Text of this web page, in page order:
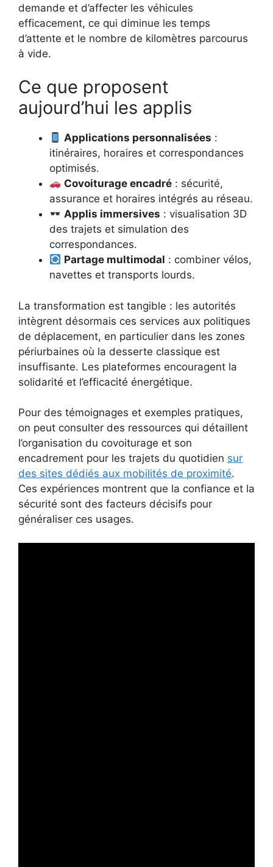
demande et d’affecter les véhicules
efficacement, ce qui diminue les temps
d’attente et le nombre de kilomètres parcourus
à vide.
Ce que proposent
aujourd’hui les applis
Applications personnalisées :
itinéraires, horaires et correspondances
optimisés.
Covoiturage encadré : sécurité,
assurance et horaires intégrés au réseau.
Applis immersives : visualisation 3D
des trajets et simulation des
correspondances.
Partage multimodal : combiner vélos,
navettes et transports lourds.
La transformation est tangible : les autorités
intègrent désormais ces services aux politiques
de déplacement, en particulier dans les zones
périurbaines où la desserte classique est
insuffisante. Les plateformes encouragent la
solidarité et l’efficacité énergétique.
Pour des témoignages et exemples pratiques,
on peut consulter des ressources qui détaillent
l’organisation du covoiturage et son
encadrement pour les trajets du quotidien sur
des sites dédiés aux mobilités de proximité.
Ces expériences montrent que la confiance et la
sécurité sont des facteurs décisifs pour
généraliser ces usages.